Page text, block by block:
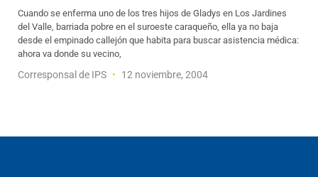
Cuando se enferma uno de los tres hijos de Gladys en Los Jardines
del Valle, barriada pobre en el suroeste caraqueño, ella ya no baja
desde el empinado callejón que habita para buscar asistencia médica:
ahora va donde su vecino,
Corresponsal de IPS 12 noviembre, 2004